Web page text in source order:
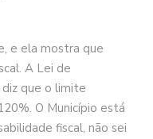
e ela mostra que
A Lei de
diz que o limite
O Município está
fiscal, não sei